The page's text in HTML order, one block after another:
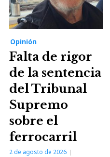
Opinión
Falta de rigor
de la sentencia
del Tribunal
Supremo
sobre el
ferrocarril
2 de agosto de 2026